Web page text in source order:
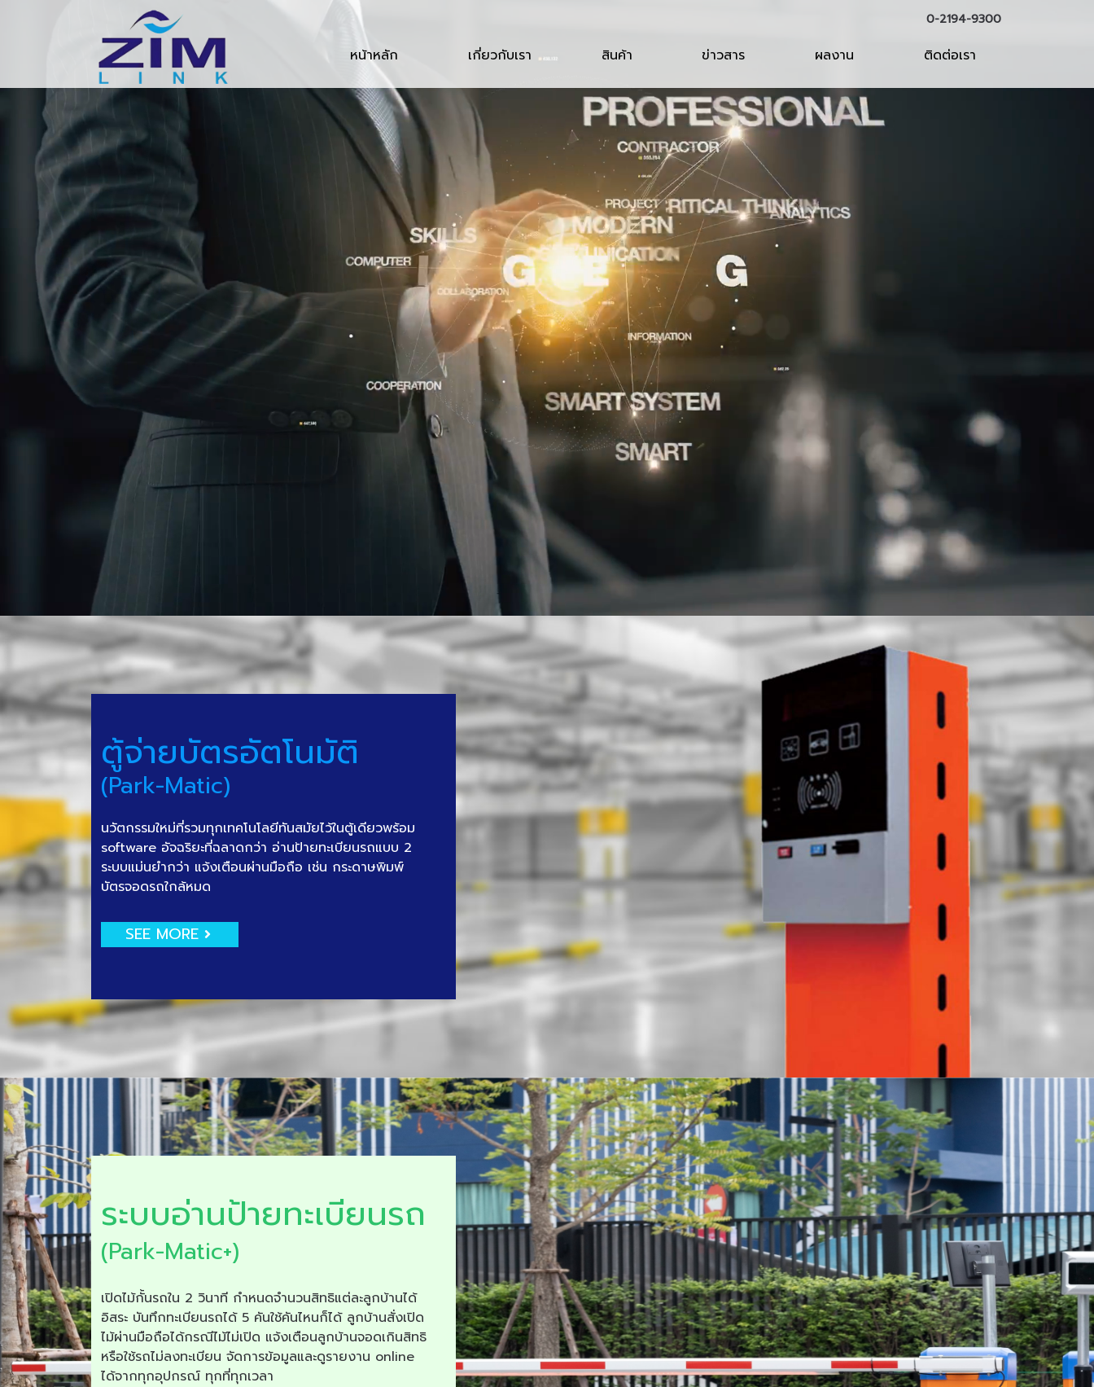
0-2194-9300
หน้าหลัก เกี่ยวกับเรา สินค้า ข่าวสาร ผลงาน ติดต่อเรา
ตู้จ่ายบัตรอัตโนมัติ
(Park-Matic)
นวัตกรรมใหม่ที่รวมทุกเทคโนโลยีทันสมัยไว้ในตู้เดียวพร้อม
software อัจฉริยะที่ฉลาดกว่า อ่านป้ายทะเบียนรถแบบ 2
ระบบแม่นยำกว่า แจ้งเตือนผ่านมือถือ เช่น กระดาษพิมพ์
บัตรจอดรถใกล้หมด
SEE MORE
ระบบอ่านป้ายทะเบียนรถ
(Park-Matic+)
เปิดไม้กั้นรถใน 2 วินาที กำหนดจำนวนสิทธิแต่ละลูกบ้านได้
อิสระ บันทึกทะเบียนรถได้ 5 คันใช้คันไหนก็ได้ ลูกบ้านสั่งเปิด
ไม้ผ่านมือถือได้กรณีไม้ไม่เปิด แจ้งเตือนลูกบ้านจอดเกินสิทธิ
หรือใช้รถไม่ลงทะเบียน จัดการข้อมูลและดูรายงาน online
ได้จากทุกอุปกรณ์ ทุกที่ทุกเวลา